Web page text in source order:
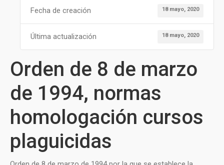
Fecha de creación 18 mayo, 2020
Última actualización 18 mayo, 2020
Orden de 8 de marzo
de 1994, normas
homologación cursos
plaguicidas